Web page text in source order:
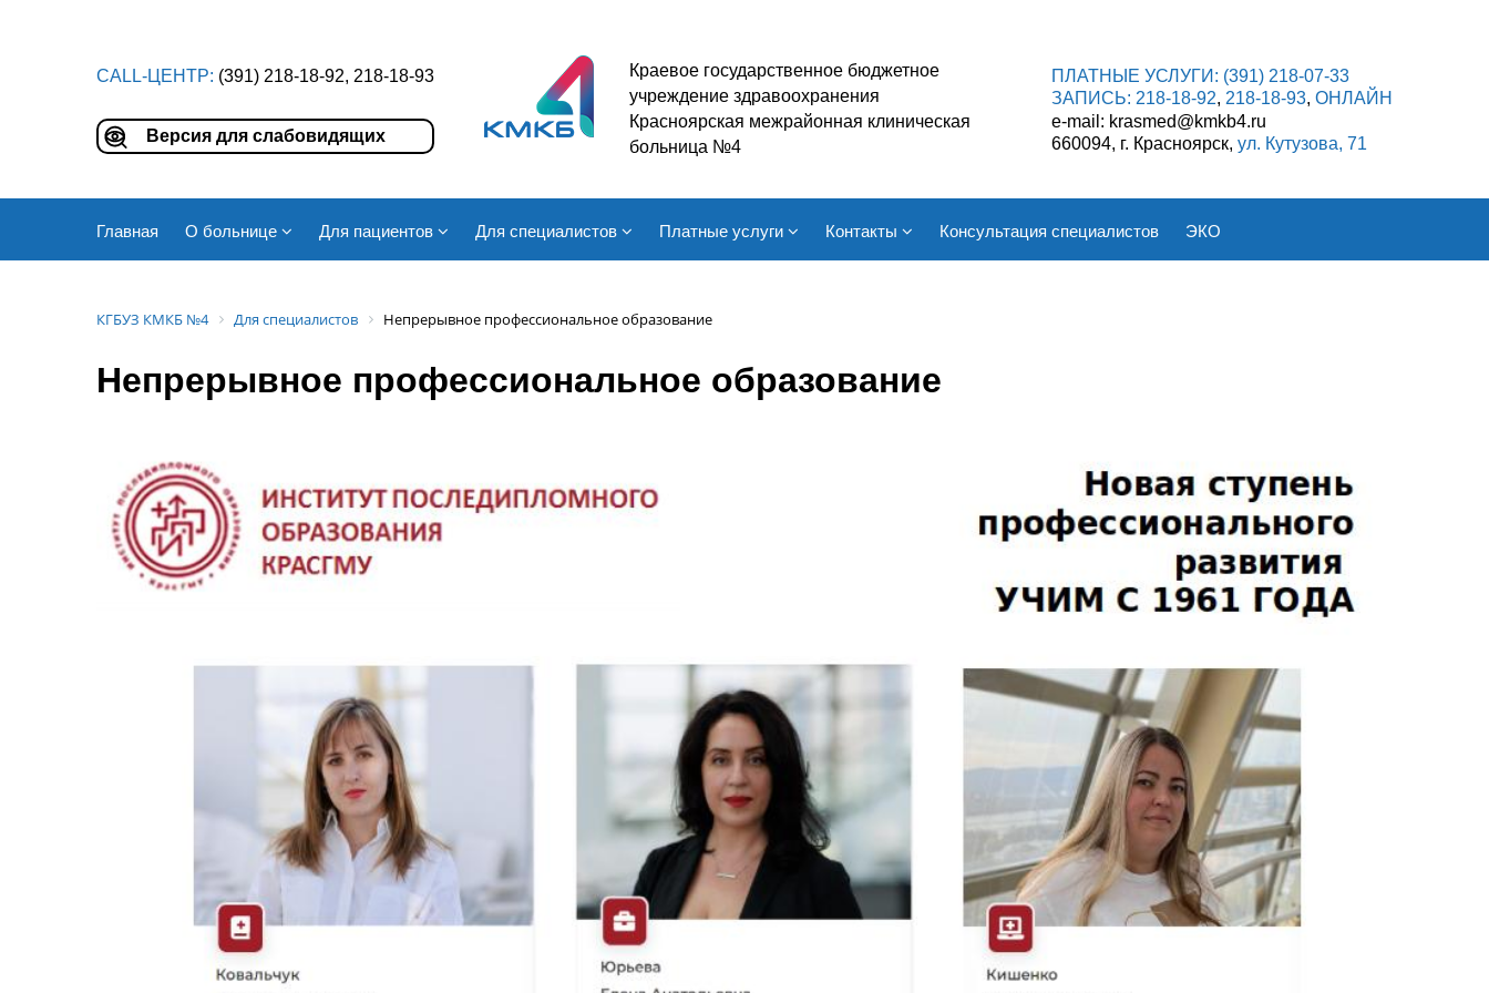
CALL-ЦЕНТР: (391) 218-18-92, 218-18-93
Версия для слабовидящих
Краевое государственное бюджетное
учреждение здравоохранения
Красноярская межрайонная клиническая
больница №4
ПЛАТНЫЕ УСЛУГИ: (391) 218-07-33
ЗАПИСЬ: 218-18-92, 218-18-93, ОНЛАЙН
e-mail: krasmed@kmkb4.ru
660094, г. Красноярск, ул. Кутузова, 71
Главная О больнице Для пациентов Для специалистов Платные услуги Контакты Консультация специалистов ЭКО
КГБУЗ КМКБ №4 Для специалистов Непрерывное профессиональное образование
Непрерывное профессиональное образование